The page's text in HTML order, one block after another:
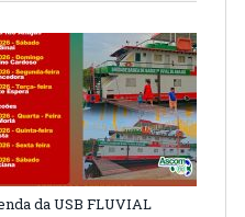
da USB FLUVIAL